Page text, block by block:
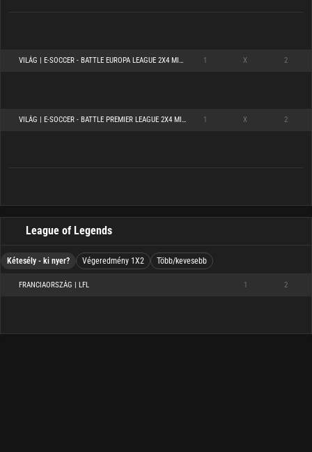
VILÁG | E-SOCCER - BATTLE EUROPA LEAGUE 2X4 MINUTES 1 X 2
VILÁG | E-SOCCER - BATTLE PREMIER LEAGUE 2X4 MINUTES 1 X 2
League of Legends
Kétesély - ki nyer? Végeredmény 1X2 Több/kevesebb
FRANCIAORSZÁG | LFL 1 2